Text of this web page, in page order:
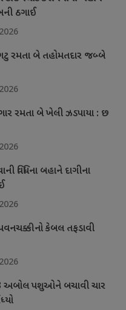
ઠગાઈ
રમતા બે તહોમતદાર જબ્બે
રમતા બે ખેલી ઝડપાયા : છ
વિધિના બહાને દાગીના
કેબલ તફડાવી
અબોલ પશુઓને બચાવી ચાર